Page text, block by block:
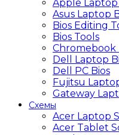
Apple Laptop
Asus Laptop
Bios Editing
Bios Tools
Chromebook
Dell Laptop
Dell PC Bios
Fujitsu
Gateway
Схемы
Acer Laptop
Acer Tablet